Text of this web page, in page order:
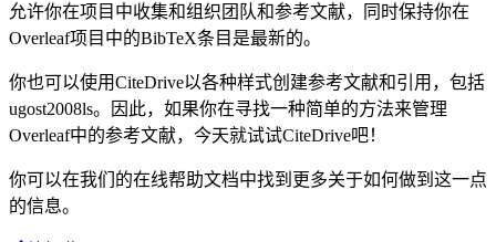
允许你在项目中收集和组织团队和参考文献，同时保持你在
Overleaf项目中的BibTeX条目是最新的。
你也可以使用CiteDrive以各种样式创建参考文献和引用，包括
ugost2008ls。因此，如果你在寻找一种简单的方法来管理
Overleaf中的参考文献，今天就试试CiteDrive吧！
你可以在我们的在线帮助文档中找到更多关于如何做到这一点
的信息。